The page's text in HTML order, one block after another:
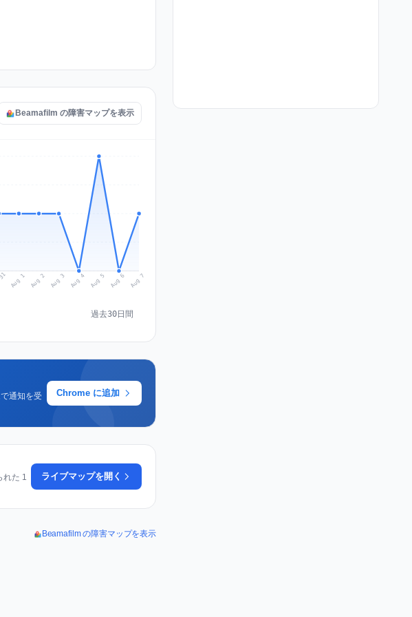
Beamafilm の障害マップを表示
Aug 1 Aug 2 Aug 3 Aug 4 Aug 5 Aug 6 Aug 7
過去30日間
通知を受
Chrome に追加
た 1
ライブマップを開く
Beamafilm の障害マップを表示